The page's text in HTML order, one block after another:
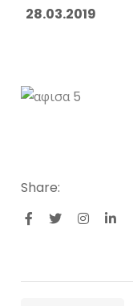
28.03.2019
Share: